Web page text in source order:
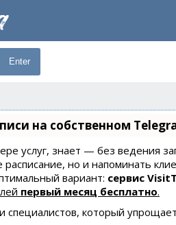
Enter
на собственном
услуг, знает — без ведения
расписание, но и напоминать
вариант: сервис
первый месяц бесплатно.
специалистов, который